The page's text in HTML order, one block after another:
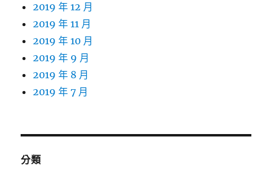
2019 年 12 月
2019 年 11 月
2019 年 10 月
2019 年 9 月
2019 年 8 月
2019 年 7 月
分類